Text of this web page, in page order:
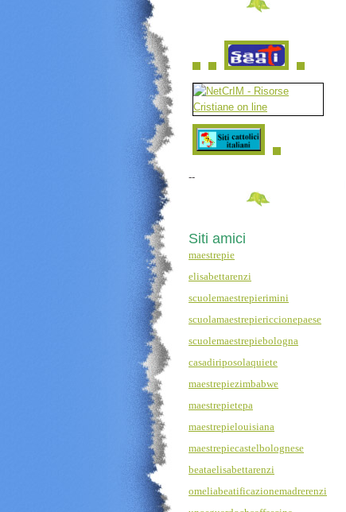
--
Siti amici
maestrepie
elisabettarenzi
scuolemaestrepierimini
scuolamaestrepiericcionepaese
scuolemaestrepiebologna
casadiriposolaquiete
maestrepiezimbabwe
maestrepietepa
maestrepielouisiana
maestrepiecastelbolognese
beataelisabettarenzi
omeliabeatificazionemadrerenzi